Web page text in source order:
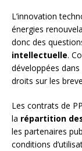
L’innovation
énergies
donc des
intellectuelle.
développées
droits sur les
Les contrats de
la répartition
les partenaires
conditions